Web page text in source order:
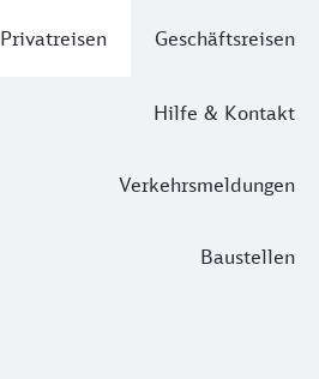
Privatreisen Geschäftsreisen
Hilfe & Kontakt
Verkehrsmeldungen
Baustellen